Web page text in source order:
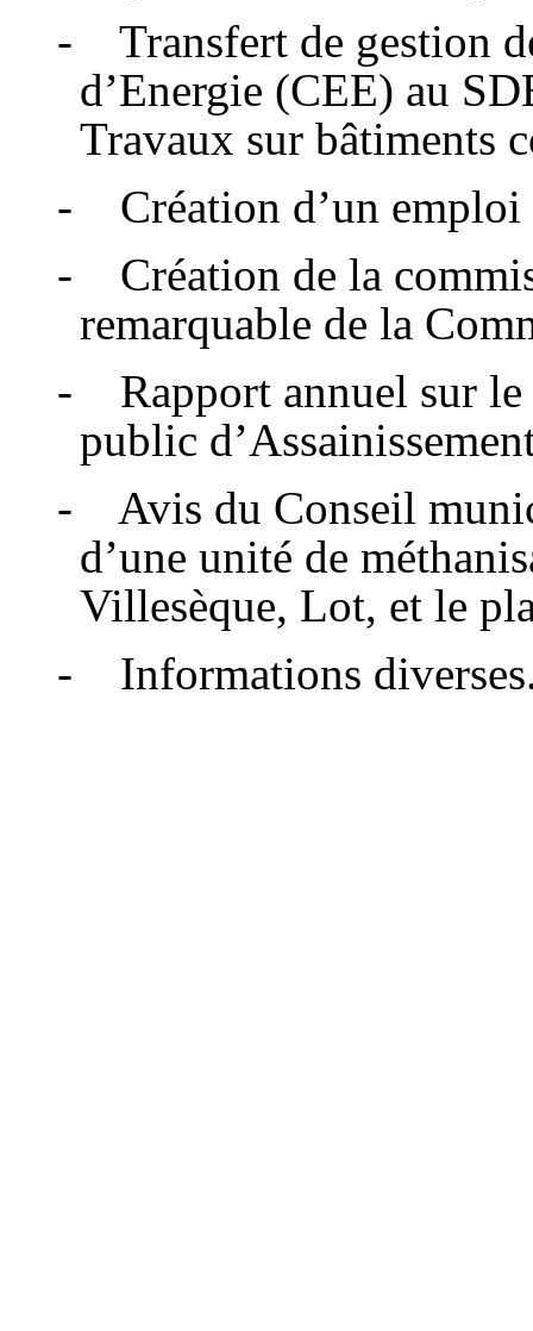
- Transfert de gestion
d’Energie (CEE) au
Travaux sur bâtiments
- Création d’un emploi
- Création de la
remarquable de la
- Rapport annuel sur le
public
- Avis du Conseil
d’une unité de
Villesèque, Lot, et le
- Informations